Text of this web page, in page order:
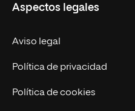
Trabaja en UNIR
Actualidad
Contáctanos
Aspectos legales
Aviso legal
Política de privacidad
Política de cookies